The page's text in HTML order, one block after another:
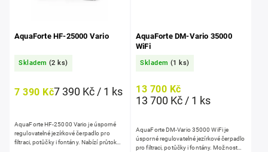
AquaForte HF-25000 Vario
Skladem (2 ks)
7 390 Kč7 390 Kč / 1 ks
AquaForte HF-25000 Vario je úsporné
regulovatelné jezírkové čerpadlo pro
filtraci, potůčky i fontány. Nabízí průtok
AquaForte DM-Vario 35000
WiFi
Skladem (1 ks)
13 700 Kč
13 700 Kč / 1 ks
AquaForte DM-Vario 35000 WiFi je
úsporné regulovatelné jezírkové čerpadlo
pro filtraci, potůčky i fontány. Možnost